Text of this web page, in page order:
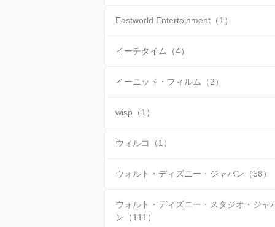
Eastworld Entertainment（1）
イーチタイム（4）
イーニッド・フィルム（2）
wisp（1）
ウィルコ（1）
ウォルト・ディズニー・ジャパン（58）
ウォルト・ディズニー・スタジオ・ジャ
ン（111）